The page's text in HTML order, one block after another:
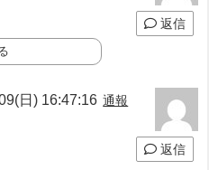
返信
日) 16:47:16 通報
返信